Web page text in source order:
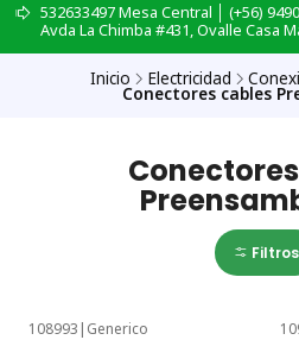
532633497 Mesa Central │ (+56)
Avda La Chimba #431, Ovalle Casa
Inicio Electricidad
Conectores cables
Filtros
108993 | Generico